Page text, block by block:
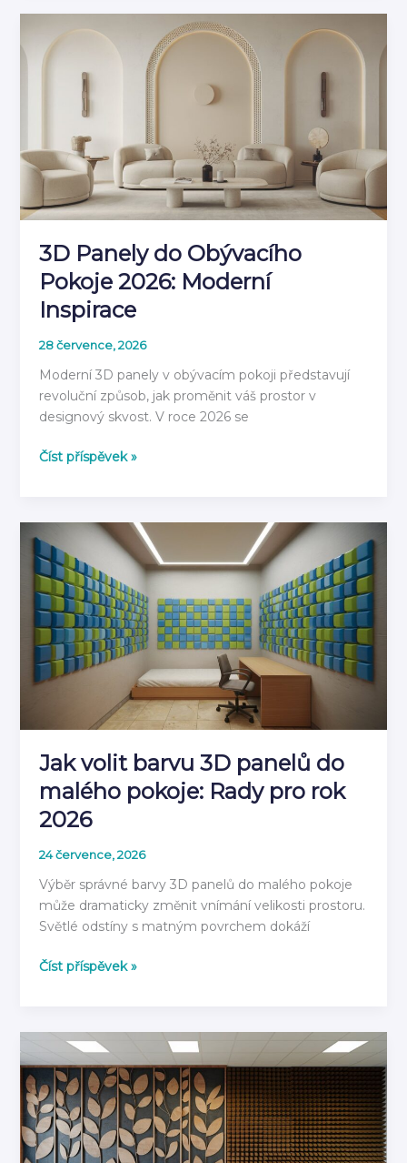
dalšími
výzdoby
3D Panely do Obývacího
Pokoje 2026: Moderní
Inspirace
28 července, 2026
Moderní 3D panely v obývacím pokoji představují
revoluční způsob, jak proměnit váš prostor v
designový skvost. V roce 2026 se
3D
Obývacího
Pokoje
2026:
Moderní
Inspirace
Číst příspěvek »
Jak volit barvu 3D panelů do
malého pokoje: Rady pro rok
2026
24 července, 2026
Výběr správné barvy 3D panelů do malého pokoje
může dramaticky změnit vnímání velikosti prostoru.
Světlé odstíny s matným povrchem dokáží
Jak
3D
panelů
do
malého
pokoje:
Rady
pro
Číst příspěvek »